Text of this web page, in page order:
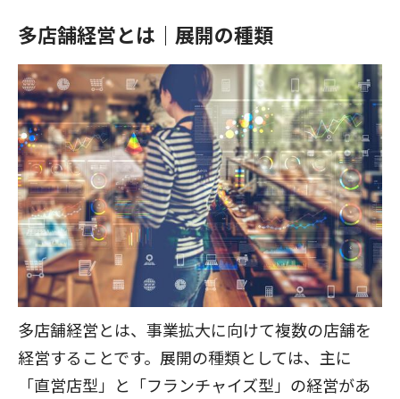
多店舗経営とは｜展開の種類
多店舗経営とは、事業拡大に向けて複数の店舗を
経営することです。展開の種類としては、主に
「直営店型」と「フランチャイズ型」の経営があ